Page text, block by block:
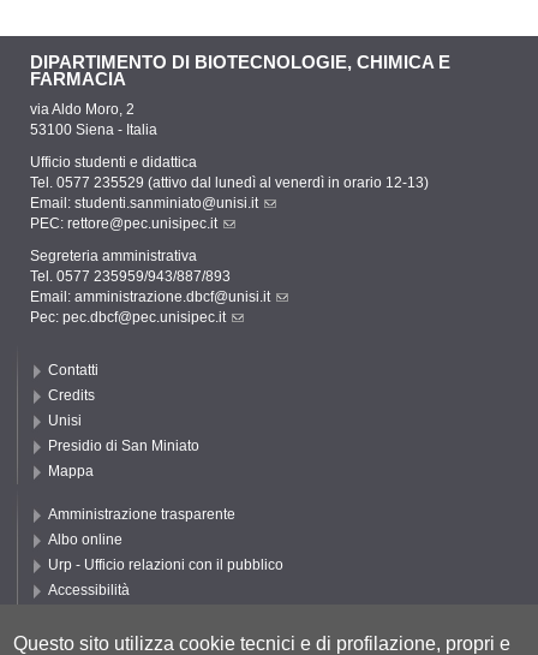
DIPARTIMENTO DI BIOTECNOLOGIE, CHIMICA E
FARMACIA
via Aldo Moro, 2
53100 Siena - Italia
Ufficio studenti e didattica
Tel. 0577 235529 (attivo dal lunedì al venerdì in orario 12-13)
Email: studenti.sanminiato@unisi.it
PEC: rettore@pec.unisipec.it
Segreteria amministrativa
Tel. 0577 235959/943/887/893
Email: amministrazione.dbcf@unisi.it
Pec: pec.dbcf@pec.unisipec.it
Contatti
Credits
Unisi
Presidio di San Miniato
Mappa
Amministrazione trasparente
Albo online
Urp - Ufficio relazioni con il pubblico
Accessibilità
Cookie settings
Questo sito utilizza cookie tecnici e di profilazione, propri e